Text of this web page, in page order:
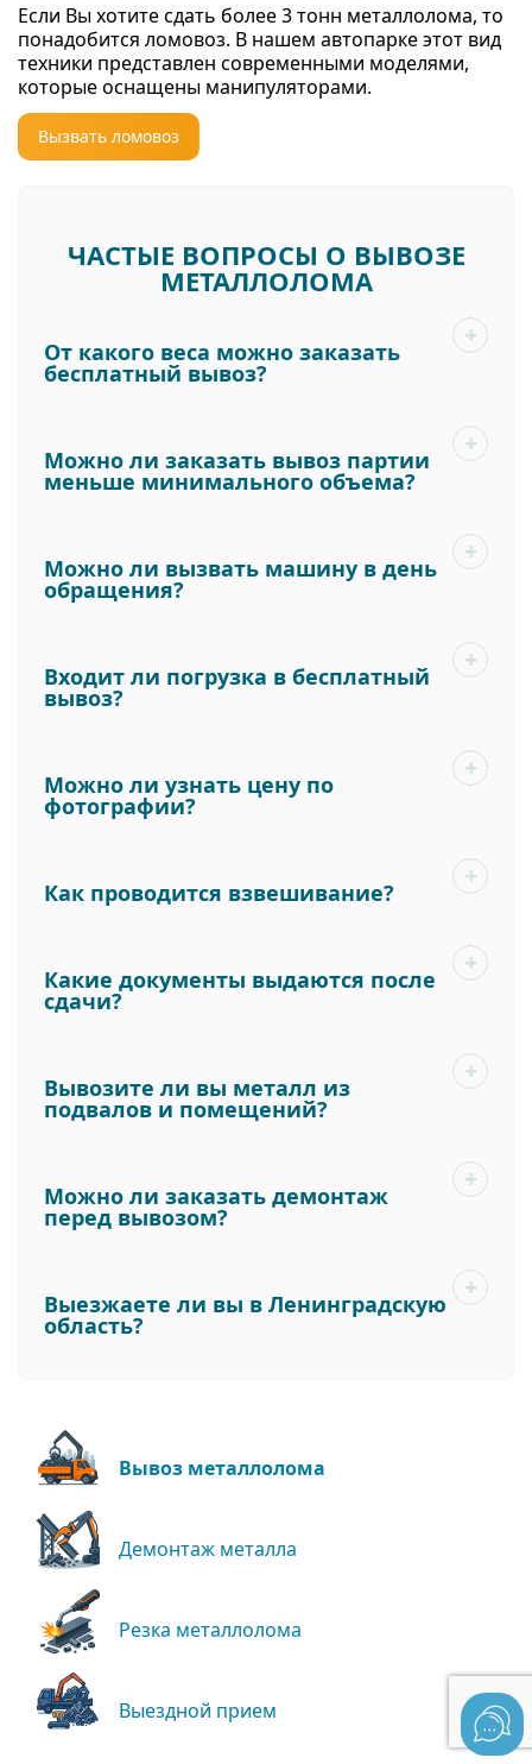
Если Вы хотите сдать более 3 тонн металлолома, то
понадобится ломовоз. В нашем автопарке этот вид
техники представлен современными моделями,
которые оснащены манипуляторами.
Вызвать ломовоз
ЧАСТЫЕ ВОПРОСЫ О ВЫВОЗЕ
МЕТАЛЛОЛОМА
От какого веса можно заказать
бесплатный вывоз?
Можно ли заказать вывоз партии
меньше минимального объема?
Можно ли вызвать машину в день
обращения?
Входит ли погрузка в бесплатный
вывоз?
Можно ли узнать цену по
фотографии?
Как проводится взвешивание?
Какие документы выдаются после
сдачи?
Вывозите ли вы металл из
подвалов и помещений?
Можно ли заказать демонтаж
перед вывозом?
Выезжаете ли вы в Ленинградскую
область?
Вывоз металлолома
Демонтаж металла
Резка металлолома
Выездной прием